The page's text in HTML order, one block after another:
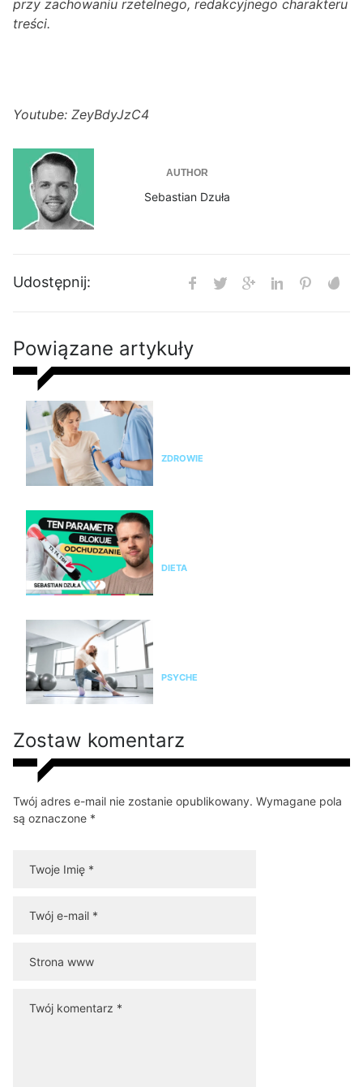
przy zachowaniu rzetelnego, redakcyjnego charakteru
treści.
Youtube: ZeyBdyJzC4
Sebastian Dzuła
AUTHOR
Udostępnij:
Powiązane artykuły
ZDROWIE
DIETA
PSYCHE
Zostaw komentarz
Twój adres e-mail nie zostanie opublikowany. Wymagane pola
są oznaczone *